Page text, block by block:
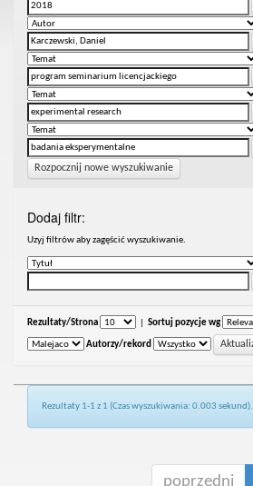
Rozpocznij nowe wyszukiwanie
Dodaj filtr:
Uzyj filtrów aby zagęścić wyszukiwanie.
Rezultaty/Strona Sortuj pozycje wg
Autorzy/rekord
Rezultaty 1-1 z 1 (Czas wyszukiwania: 0.003 sekund).
poprzedni